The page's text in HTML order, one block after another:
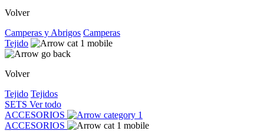
Volver
Camperas y Abrigos Camperas
Tejido
Volver
Tejido Tejidos
SETS Ver todo
ACCESORIOS
ACCESORIOS